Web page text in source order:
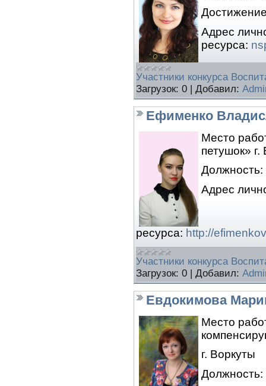
Адрес
ресурса:
Участники конкурса
Загрузок: 0 | Добавил:
Ефименко
Место
петушок» г.
Должность:
Адрес
ресурса: http://
Участники конкурса
Загрузок: 0 Добавил:
Евдокимова
Место
г. Воркуты
Должность: